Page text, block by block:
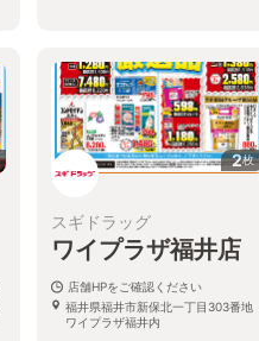
2枚
スギドラッグ
ワイプラザ福井店
店舗HPをご確認ください
福井県福井市新保北一丁目303番地
ワイプラザ福井内